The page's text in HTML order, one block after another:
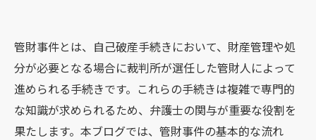
管財事件とは、自己破産手続きにおいて、財産管理や処
分が必要となる場合に裁判所が選任した管財人によって
進められる手続きです。これらの手続きは複雑で専門的
な知識が求められるため、弁護士の関与が重要な役割を
果たします。本ブログでは、管財事件の基本的な流れ